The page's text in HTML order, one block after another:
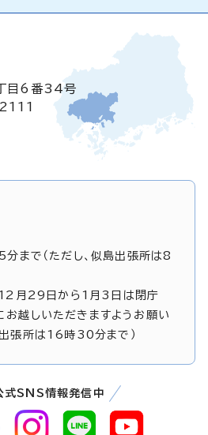
目6番34号
まで（ただし、似島出張所は8
12月29日から1月3日は閉庁
お越しいただきますようお願い
出張所は16時30分まで）
式SNS情報発信中